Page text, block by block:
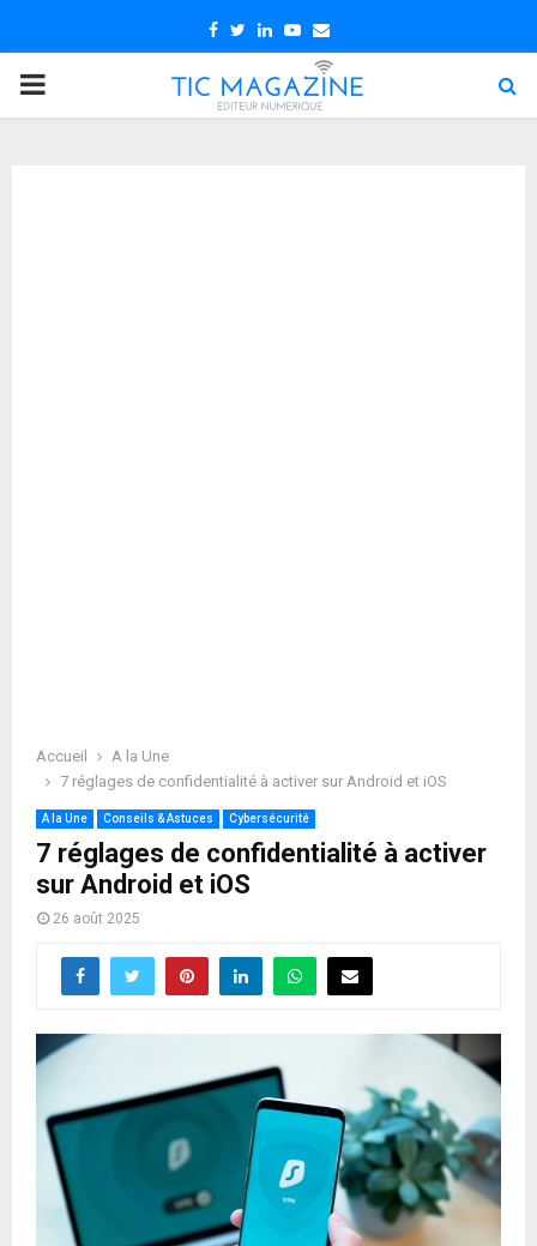
Facebook
TwitterLinkedin
Youtube
Email
PRIMARY
Accueil
A la Une
7 réglages de confidentialité à activer sur Android et iOS
A la Une Conseils & Astuces Cybersécurité
7 réglages de confidentialité à activer
sur Android et iOS
26 août 2025